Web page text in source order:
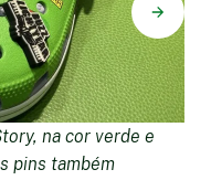
na cor verde e
pins também